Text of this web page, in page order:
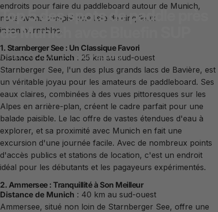
Top5desspots depaddle
près
deMunich
sept. 20, 2024 par Jenny Buckley
endroits pour faire du paddleboard autour de Munich,
nous avons compilé une liste de cinq lieux
incontournables.
1. Starnberger See : Un Classique Favori
Distance de Munich : 25 km au sud-ouest
Starnberger See, l'un des plus grands lacs de Bavière, est
un véritable joyau pour les amateurs de paddleboard. Ses
eaux claires, combinées à des vues pittoresques sur les
Alpes en arrière-plan, créent le cadre parfait pour une
balade paisible. Le lac offre de vastes étendues d'eau à
explorer, et sa proximité avec Munich en fait une
excursion d'une journée facile. Avec de nombreux points
d'accès publics et stations de location, c'est un endroit
idéal pour les débutants et les pagayeurs expérimentés.
2. Ammersee : Tranquillité à Son Meilleur
Distance de Munich : 40 km au sud-ouest
Ammersee, situé non loin de Starnberger See, offre une